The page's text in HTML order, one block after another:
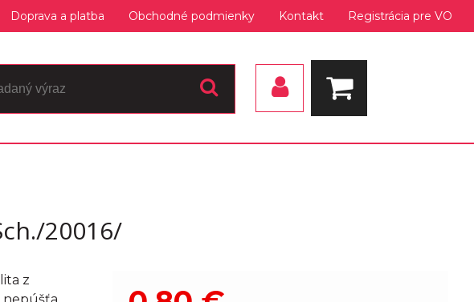
Doprava a platba Obchodné podmienky Kontakt Registrácia pre VO
20016/
z